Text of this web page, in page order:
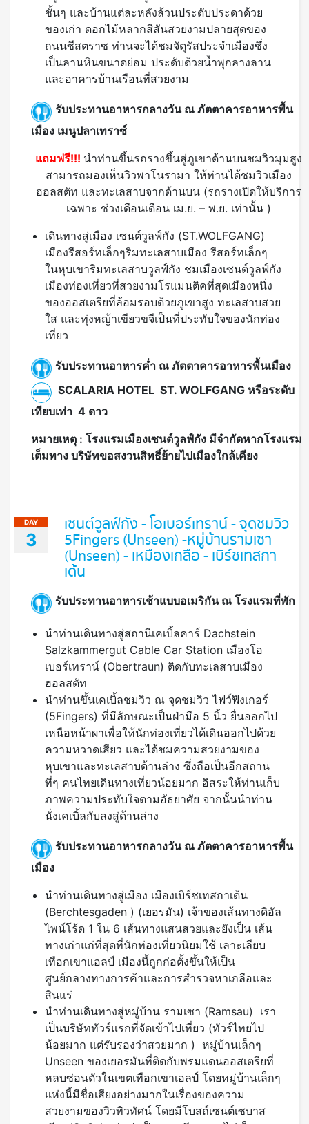
ชั้นๆ และบ้านแต่ละหลังล้วนประดับประดาด้วย
ของเก่า ดอกไม้หลากสีสันสวยงามปลายสุดของ
ถนนซีสตราซ ท่านจะได้ชมจัตุรัสประจำเมืองซึ่ง
เป็นลานหินขนาดย่อม ประดับด้วยน้ำพุกลางลาน
และอาคารบ้านเรือนที่สวยงาม
รับประทานอาหารกลางวัน ณ ภัตตาคารอาหารพื้น
เมือง เมนูปลาเทราซ์
แถมฟรี!!! นำท่านขึ้นรถรางขึ้นสู่ภูเขาด้านบนชมวิวมุมสูง
สามารถมองเห็นวิวพาโนรามา ให้ท่านได้ชมวิวเมือง
ฮอลสตัท และทะเลสาบจากด้านบน (รถรางเปิดให้บริการ
เฉพาะ ช่วงเดือนเดือน เม.ย. – พ.ย. เท่านั้น )
เดินทางสู่เมือง เซนต์วูลฟ์กัง (ST.WOLFGANG)
เมืองรีสอร์ทเล็กๆริมทะเลสาบเมือง รีสอร์ทเล็กๆ
ในหุบเขาริมทะเลสาบวูลฟ์กัง ชมเมืองเซนต์วูลฟ์กัง
เมืองท่องเที่ยวที่สวยงามโรแมนติคที่สุดเมืองหนึ่ง
ของออสเตรียที่ล้อมรอบด้วยภูเขาสูง ทะเลสาบสวย
ใส และทุ่งหญ้าเขียวขจีเป็นที่ประทับใจของนักท่อง
เที่ยว
รับประทานอาหารค่ำ ณ ภัตตาคารอาหารพื้นเมือง
SCALARIA HOTEL ST. WOLFGANG หรือระดับ
เทียบเท่า 4 ดาว
หมายเหตุ : โรงแรมเมืองเซนต์วูลฟ์กัง มีจำกัดหากโรงแรม
เต็มทาง บริษัทขอสงวนสิทธิ์ย้ายไปเมืองใกล้เคียง
DAY
3
เซนต์วูลฟ์กัง - โอเบอร์เทราน์ - จุดชมวิว
5Fingers (Unseen) -หมู่บ้านรามเซา
(Unseen) - เหมืองเกลือ - เบิร์ชเทสกา
เด้น
รับประทานอาหารเช้าแบบอเมริกัน ณ โรงแรมที่พัก
นำท่านเดินทางสู่สถานีเคเบิ้ลคาร์ Dachstein
Salzkammergut Cable Car Station เมืองโอ
เบอร์เทราน์ (Obertraun) ติดกับทะเลสาบเมือง
ฮอลสตัท
นำท่านขึ้นเคเบิ้ลชมวิว ณ จุดชมวิว ไฟว์ฟิงเกอร์
(5Fingers) ที่มีลักษณะเป็นฝ่ามือ 5 นิ้ว ยื่นออกไป
เหนือหน้าผาเพื่อให้นักท่องเที่ยวได้เดินออกไปด้วย
ความหวาดเสียว และได้ชมความสวยงามของ
หุบเขาและทะเลสาบด้านล่าง ซึ่งถือเป็นอีกสถาน
ที่ๆ คนไทยเดินทางเที่ยวน้อยมาก อิสระให้ท่านเก็บ
ภาพความประทับใจตามอัธยาศัย จากนั้นนำท่าน
นั่งเคเบิ้ลกับลงสู่ด้านล่าง
รับประทานอาหารกลางวัน ณ ภัตตาคารอาหารพื้น
เมือง
นำท่านเดินทางสู่เมือง เมืองเบิร์ชเทสกาเด้น
(Berchtesgaden ) (เยอรมัน) เจ้าของเส้นทางดิอัล
ไพน์โร้ด 1 ใน 6 เส้นทางแสนสวยและยังเป็น เส้น
ทางเก่าแก่ที่สุดที่นักท่องเที่ยวนิยมใช้ เลาะเลียบ
เทือกเขาแอลป์ เมืองนี้ถูกก่อตั้งขึ้นให้เป็น
ศูนย์กลางทางการค้าและการสำรวจหาเกลือและ
สินแร่
นำท่านเดินทางสู่หมู่บ้าน รามเซา (Ramsau) เรา
เป็นบริษัททัวร์แรกที่จัดเข้าไปเที่ยว (ทัวร์ไทยไป
น้อยมาก แต่รับรองว่าสวยมาก ) หมู่บ้านเล็กๆ
Unseen ของเยอรมันที่ติดกับพรมแดนออสเตรียที่
หลบซ่อนตัวในเขตเทือกเขาเอลป์ โดยหมู่บ้านเล็กๆ
แห่งนี้มีชื่อเสียงอย่างมากในเรื่องของความ
สวยงามของวิวทิวทัศน์ โดยมีโบสถ์เซนต์เซบาส